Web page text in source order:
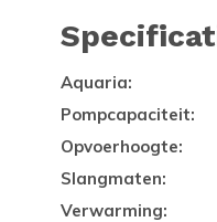
Aquaria:
Pompcapaciteit:
Opvoerhoogte:
Slangmaten:
Verwarming: